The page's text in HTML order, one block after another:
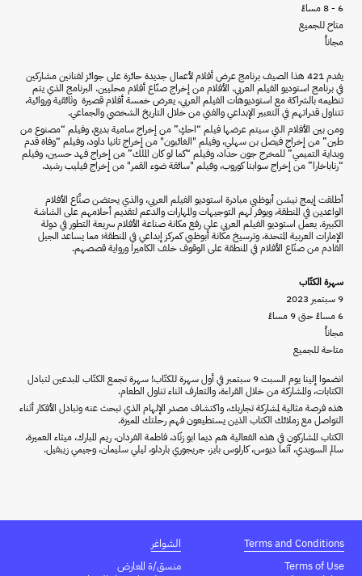
6 - 8 مساءً
متاح للجميع
مجاناً
يقدم 421 هذا الصيف برنامج عرض أفلام لأعمال جديدة حائزة على جوائز لفنانين مشاركين
في برنامج استوديو الفيلم العربي. الأفلام من إخراج صنّاع أفلام محليين. البرنامج الذي يتم
تنظيمه بالشراكة مع استوديوهات الفيلم العربي، يعرض خمسة أفلام قصيرة وثائقية وروائية،
تتناول قدراتهم في التعبير الإبداعي والفني من خلال التاريخ الشخصي والجماعي.
ومن بين الأفلام التي سيتم عرضها فيلم “احكِ” من إخراج سامية بديع، وفيلم “مصنوع من
طين” من إخراج فيصل بن سهلي، وفيلم "الغائبون" من إخراج تانيا داود، وفيلم “وفاة قدم
وبداية التميمي” للمخرج جون حداد، وفيلم “كما لو كان الملك” من إخراج فهد حسين، وفيلم
“رناباخارا” من إخراج سوابنا كوروب، وفيلم "سائقة ضوء القمر" من إخراج فيليب رشيد.
أطلقت إيمج نيشن أبوظبي مبادرة استوديو الفيلم العربي، والذي يحتضن صنَّاع الأفلام
الواعدين في المنطقة، ويوفر لهم التوجيهات والمهارات والدعم لتقديم أحلامهم على الشاشة
الكبيرة. يعمل استوديو الفيلم العربي على رفع مكانة صناعة الأفلام سريعة التطور في دولة
الإمارات العربية المتحدة، وترسيخ مكانة أبوظبي كمركز إبداعي في المنطقة؛ مما يساعد الجيل
القادم من صنّاع الأفلام في المنطقة على الوقوف خلف الكاميرا ورواية قصصهم.
سهرة الكتّاب
9 سبتمبر 2023
6 مساءً حتى 9 مساءً
مجاناً
متاحة للجميع
انضموا إلينا يوم السبت 9 سبتمبر في أول سهرة للكتّاب! سهرة تجمع الكتّاب المبدعين لتبادل
الكتابات، والمشاركة من خلال القراءة، والتعارف اثناء تناول الطعام.
هذه فرصة مثالية لمشاركة تجاربك، واكتشاف مصدر الإلهام الذي تبحث عنه وتبادل الأفكار أثناء
التواصل مع زملائك الكتاب الذين يستطيعون فهم رحلتك المميزة.
الكتاب المشاركون في هذه الفعالية هم ديما ابو زنّاد، فاطمة الفردان، ريم المبارك، ميثاء العميرة،
سالم السويدي، آثما ديوس، كارلوس بايز، جريجوري باردلو، ليلي سليمان، وجيمي زيبفيل.
Terms and Conditions
Terms of Use
الشواغر
منسق/ة المعارض